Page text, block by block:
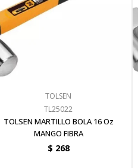
TOLSEN
TL25022
TOLSEN MARTILLO BOLA 16 Oz
MANGO FIBRA
$ 268